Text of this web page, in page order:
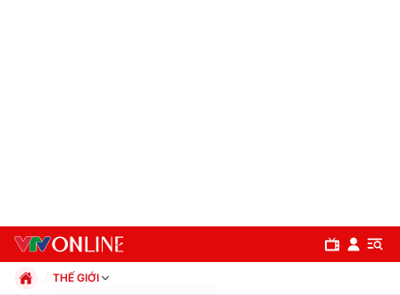
THẾ GIỚI